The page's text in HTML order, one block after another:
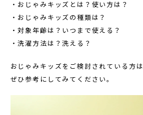
・おじゃみキッズとは？使い方は？
・おじゃみキッズの種類は？
・対象年齢は？いつまで使える？
・洗濯方法は？洗える？
おじゃみキッズをご検討されている方は
ぜひ参考にしてみてください。